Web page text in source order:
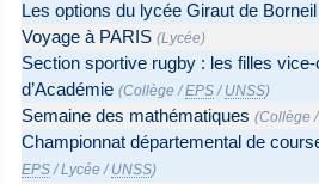
Les options du lycée Giraut de Borneil
Voyage à PARIS (Lycée)
Section sportive rugby : les filles
d’Académie (Collège /EPS / UNSS)
Semaine des mathématiques (Collège
Championnat départemental de
EPS /Lycée / UNSS)